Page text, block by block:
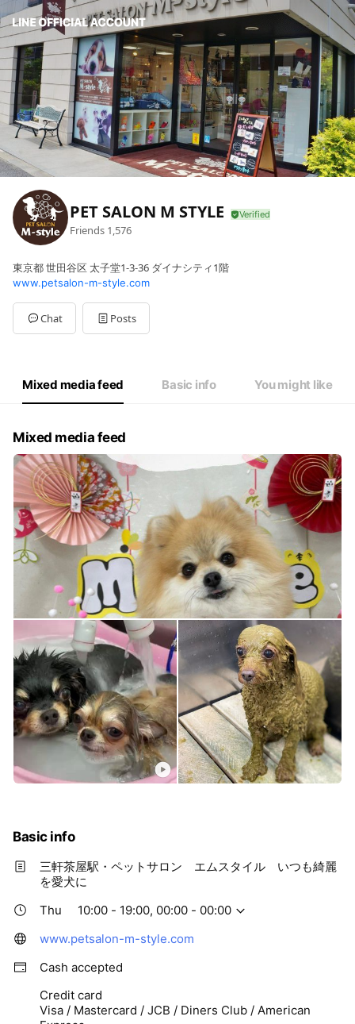
PET SALON M STYLE
Friends 1,576
東京都 世田谷区 太子堂1-3-36 ダイナシティ1階
www.petsalon-m-style.com
Chat Posts
Mixed media feed Basic info You might like
Mixed media feed
Basic info
三軒茶屋駅・ペットサロン エムスタイル いつも綺麗
を愛犬に
Thu
10:00 - 19:00, 00:00 - 00:00
www.petsalon-m-style.com
Cash accepted
Credit card
Visa / Mastercard / JCB / Diners Club / American